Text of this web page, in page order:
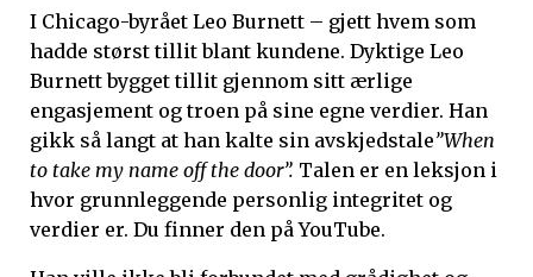
I Chicago-byrået Leo Burnett – gjett hvem som
hadde størst tillit blant kundene. Dyktige Leo
Burnett bygget tillit gjennom sitt ærlige
engasjement og troen på sine egne verdier. Han
gikk så langt at han kalte sin avskjedstale”When
to take my name off the door”. Talen er en leksjon i
hvor grunnleggende personlig integritet og
verdier er. Du finner den på YouTube.